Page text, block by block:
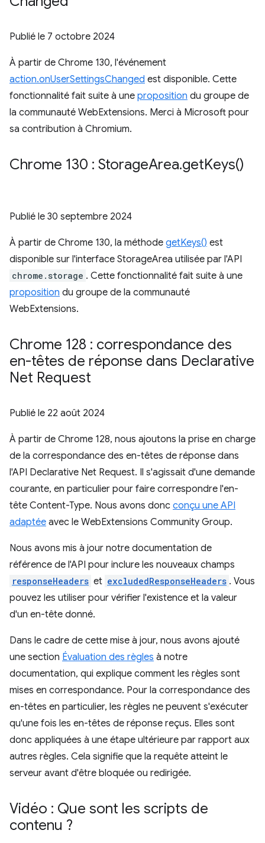
Publié le 7 octobre 2024
À partir de Chrome 130, l'événement
action.onUserSettingsChanged est disponible. Cette
fonctionnalité fait suite à une proposition du groupe de
la communauté WebExtensions. Merci à Microsoft pour
sa contribution à Chromium.
Chrome 130 : StorageArea.getKeys()
Publié le 30 septembre 2024
À partir de Chrome 130, la méthode getKeys() est
disponible sur l'interface StorageArea utilisée par l'API
chrome.storage . Cette fonctionnalité fait suite à une
proposition du groupe de la communauté
WebExtensions.
Chrome 128 : correspondance des
en-têtes de réponse dans Declarative
Net Request
Publié le 22 août 2024
À partir de Chrome 128, nous ajoutons la prise en charge
de la correspondance des en-têtes de réponse dans
l'API Declarative Net Request. Il s'agissait d'une demande
courante, en particulier pour faire correspondre l'en-
tête Content-Type. Nous avons donc conçu une API
adaptée avec le WebExtensions Community Group.
Nous avons mis à jour notre documentation de
référence de l'API pour inclure les nouveaux champs
responseHeaders et excludedResponseHeaders . Vous
pouvez les utiliser pour vérifier l'existence et la valeur
d'un en-tête donné.
Dans le cadre de cette mise à jour, nous avons ajouté
une section Évaluation des règles à notre
documentation, qui explique comment les règles sont
mises en correspondance. Pour la correspondance des
en-têtes en particulier, les règles ne peuvent s'exécuter
qu'une fois les en-têtes de réponse reçus. Elles sont
donc appliquées à une étape ultérieure par rapport aux
autres règles. Cela signifie que la requête atteint le
serveur avant d'être bloquée ou redirigée.
Vidéo : Que sont les scripts de
contenu ?